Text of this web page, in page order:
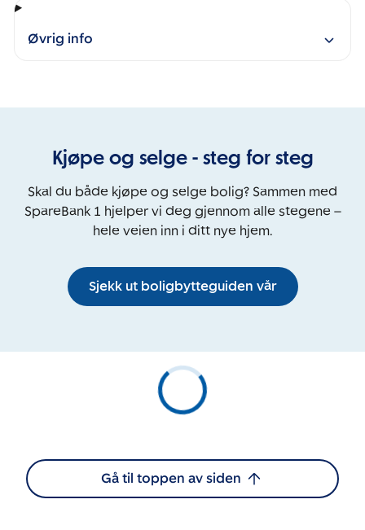
Øvrig info
Kjøpe og selge - steg for steg
Skal du både kjøpe og selge bolig? Sammen med
SpareBank 1 hjelper vi deg gjennom alle stegene –
hele veien inn i ditt nye hjem.
Sjekk ut boligbytteguiden vår
Gå til toppen av siden